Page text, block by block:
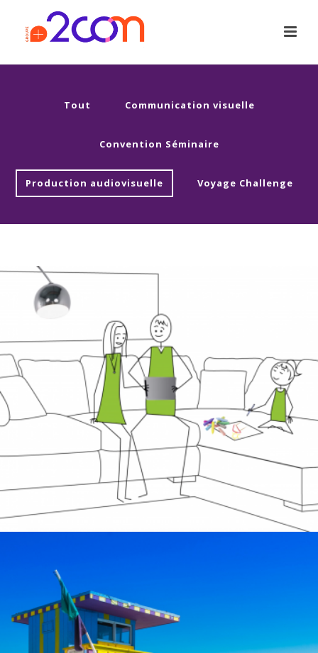
Tout Communication visuelle
Convention Séminaire
Production audiovisuelle Voyage Challenge
ORALIA – PARCOURS INITIATIQUE
Production audiovisuelle
Production audiovisuelle